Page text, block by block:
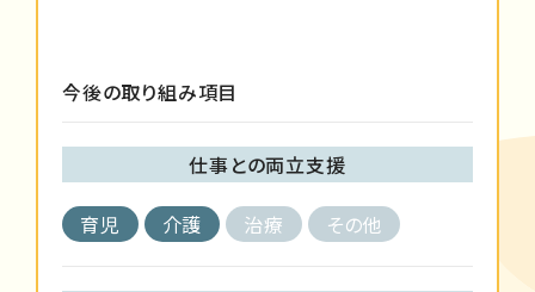
今後の取り組み項目
仕事との両立支援
育児 介護 治療 その他